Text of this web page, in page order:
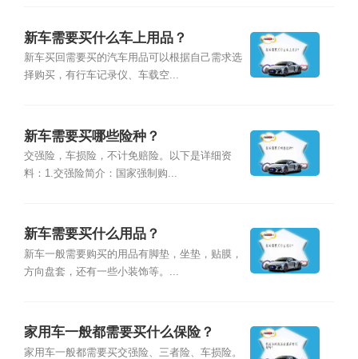
新车需要买什么车上用品？
新车买回需要买的汽车用品可以根据自己需求选
择购买，有行车记录仪、车载空...
新车需要买哪些险种？
交强险，车损险，不计免赔险。以下是详细资
料：1.交强险简介：国家强制购...
新车需要买什么用品？
新车一般需要购买的用品有脚垫，坐垫，贴膜，
方向盘套，还有一些小装饰等。...
家用车一般都需要买什么保险？
家用车一般都需要买交强险、三者险、车损险。